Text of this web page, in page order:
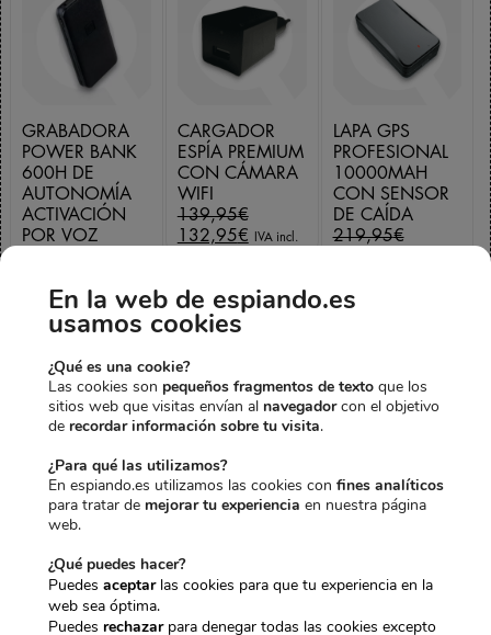
GRABADORA
POWER BANK
600H DE
AUTONOMÍA
ACTIVACIÓN
POR VOZ
l
p
e
c
i
o
r
i
g
a
l
e
r
149,95
E
l
r
e
c
i
a
c
t
l
e
s
:
IVA incl.
CARGADOR
ESPÍA PREMIUM
CON CÁMARA
WIFI
139,95€E
l
e
o
r
i
n
a
a
1
132,95€E
r
o
a
c
a
l
1
2
IVA incl.
LAPA GPS
PROFESIONAL
10000MAH
CON SENSOR
DE CAÍDA
219,95€E
o
o
i
n
r
:
i
o
u
a
:
0
Precio total:
559,55€ 491,85€
carrito
En la web de espiando.es
usamos cookies
¿Qué es una cookie?
Las cookies son pequeños fragmentos de texto que los
sitios web que visitas envían al navegadorcon el objetivo
de recordar información sobre tu visita.
¿Para qué las utilizamos?
En espiando.es utilizamos las cookies con fines analíticos
para tratar de mejorar tu experiencia en nuestra página
web.
¿Qué puedes hacer?
Puedes aceptarlas cookies para que tu experiencia en la
web sea óptima.
Puedes rechazarpara denegar todas las cookies excepto